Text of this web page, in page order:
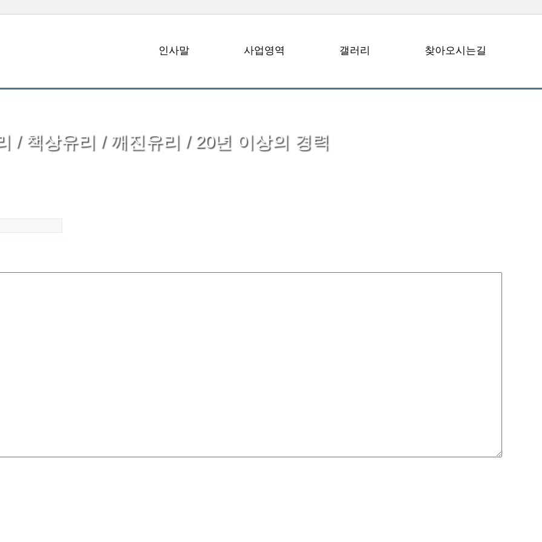
인사말 사업영역 갤러리 찾아오시는길
/ 책상유리 / 깨진유리 / 20년 이상의 경력